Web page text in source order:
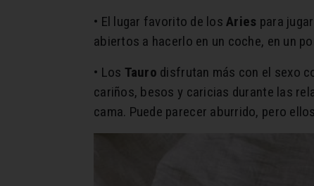
• El lugar favorito de losAries para
abiertos a hacerlo en un coche, en un
• Los Tauro disfrutan más con el sexo
cariños, besos y caricias durante las
cama. Puede parecer aburrido, pero